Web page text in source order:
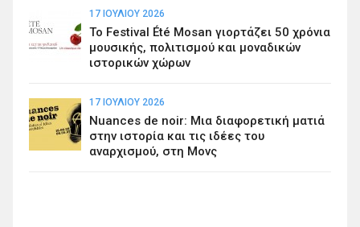
17 ΙΟΥΛΊΟΥ 2026
Το Festival Été Mosan γιορτάζει 50 χρόνια
μουσικής, πολιτισμού και μοναδικών
ιστορικών χώρων
17 ΙΟΥΛΊΟΥ 2026
Nuances de noir: Μια διαφορετική ματιά
στην ιστορία και τις ιδέες του
αναρχισμού, στη Μονς